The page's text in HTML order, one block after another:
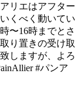
リエはアフター
くべく動いてい
〜16時までとさ
り置きの受け取
しますが、よろ
#パンア